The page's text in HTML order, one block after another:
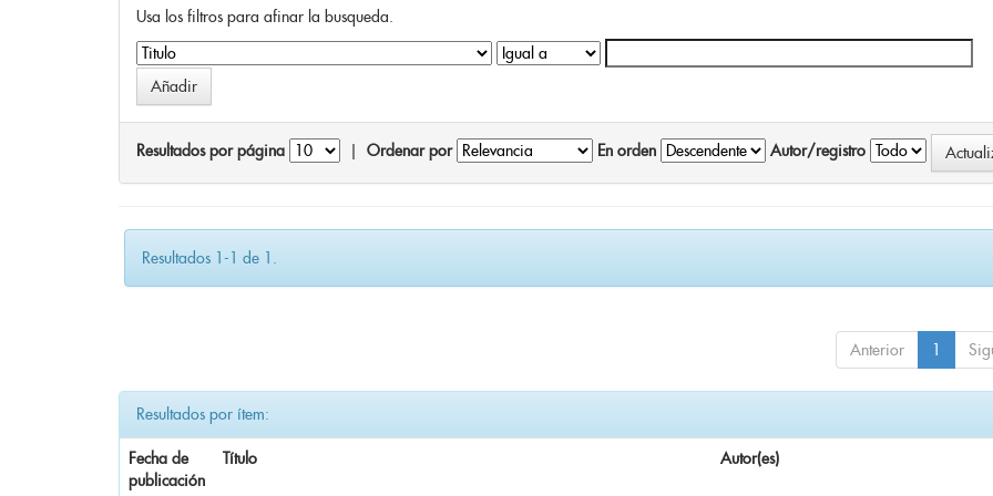
Usa los filtros para afinar la busqueda.
Resultados por página Ordenar por En orden Autor/registro
Resultados 1-1 de 1.
Anterior 1
Resultados por ítem:
Fecha de
publicación
Título Autor(es)